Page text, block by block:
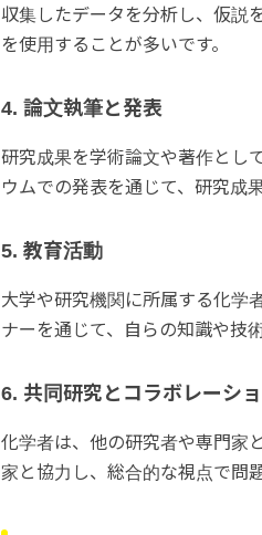
収集したデータを分析し、仮説
を使用することが多いです。
4. 論文執筆と発表
研究成果を学術論文や著作とし
ウムでの発表を通じて、研究成
5. 教育活動
大学や研究機関に所属する化学
ナーを通じて、自らの知識や技
6. 共同研究とコラボレーシ
化学者は、他の研究者や専門家
家と協力し、総合的な視点で問